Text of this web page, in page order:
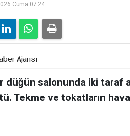
Cuma 07:24
Ajansı
düğün salonunda iki taraf
Tekme ve tokatların